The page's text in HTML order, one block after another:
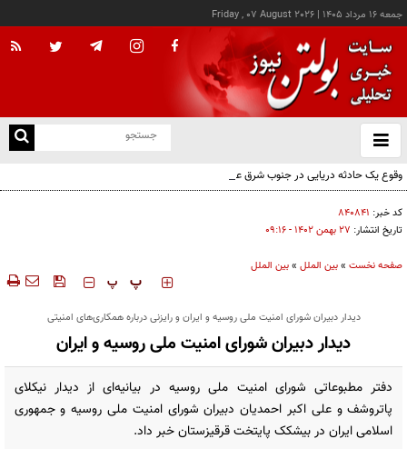
جمعه ۱۶ مرداد ۱۴۰۵ |
Friday , 07 August 2026
باز
و
وقوع یک حادثه دریایی در جنوب شرق عدن
کد خبر: ۸۴۰۸۴۱
تاریخ انتشار: ۲۷ بهمن ۱۴۰۲ - ۰۹:۱۶
صفحه نخست »بین الملل »بین الملل
‍‍‍ پ پ
دیدار دبیران شورای امنیت ملی روسیه و ایران و رایزنی درباره همکاری‌های امنیتی
دیدار دبیران شورای امنیت ملی روسیه و ایران
دفتر مطبوعاتی شورای امنیت ملی روسیه در بیانیه‌ای از دیدار نیکلای
پاتروشف و علی اکبر احمدیان دبیران شورای امنیت ملی روسیه و جمهوری
اسلامی ایران در بیشکک پایتخت قرقیزستان خبر داد.